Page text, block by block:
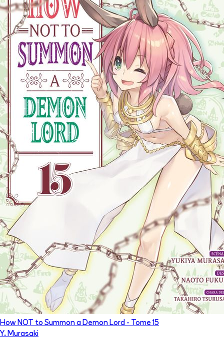
How NOT to Summon a Demon Lord - Tome 15
Y. Murasaki